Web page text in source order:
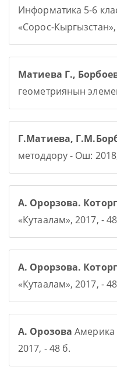
Информатика 5-6
«Сорос-
Матиева Г.,
геометриянын
Г.Матиева,
методдору - Ош:
А. Орорзова.
«Кутаалам», 2017, -
А. Орорзова.
«Кутаалам», 2017, -
А. Орозова
2017, - 48 б.